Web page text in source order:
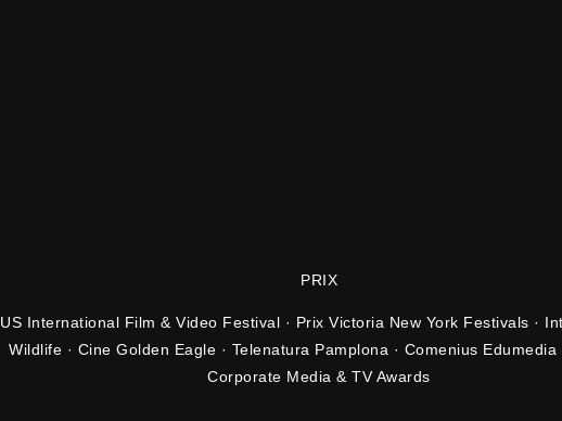
PRIX
US International Film & Video Festival · Prix Victoria New York Festivals ·
Wildlife · Cine Golden Eagle · Telenatura Pamplona · Comenius Edumedia
Corporate Media & TV Awards